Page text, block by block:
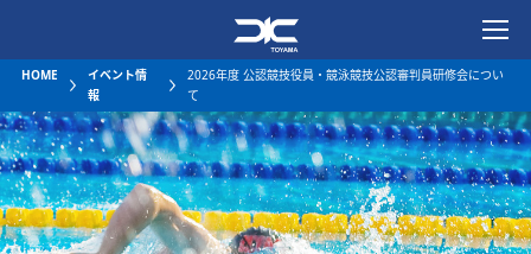
一般社団法人富山県水泳連
HOME
イベント情
報
2026年度 公認競技役員・競泳競技公認審判員研修会につい
て